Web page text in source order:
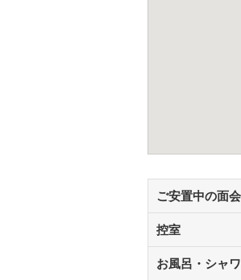
ご安置中の面会
控室
お風呂・シャ